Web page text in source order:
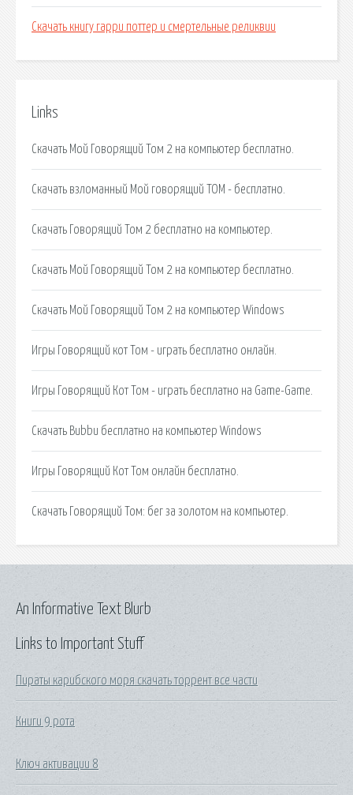
Скачать книгу гарри поттер и смертельные реликвии
Links
Скачать Мой Говорящий Том 2 на компьютер бесплатно.
Скачать взломанный Мой говорящий ТОМ - бесплатно.
Скачать Говорящий Том 2 бесплатно на компьютер.
Скачать Мой Говорящий Том 2 на компьютер бесплатно.
Скачать Мой Говорящий Том 2 на компьютер Windows
Игры Говорящий кот Том - играть бесплатно онлайн.
Игры Говорящий Кот Том - играть бесплатно на Game-Game.
Скачать Bubbu бесплатно на компьютер Windows
Игры Говорящий Кот Том онлайн бесплатно.
Cкачать Говорящий Том: бег за золотом на компьютер.
Links to Important Stuff
Пираты карибского моря скачать торрент все части
Книги 9 рота
Ключ активации 8
An Informative Text Blurb